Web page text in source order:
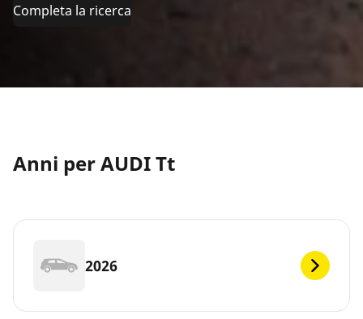
Completa la ricerca
Anni per AUDI Tt
2026